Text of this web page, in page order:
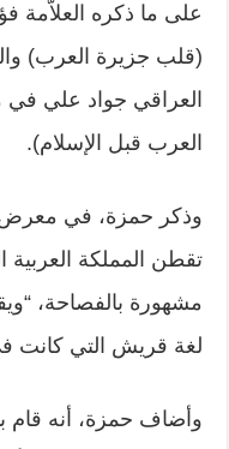
على ما ذكره العلاّمة
(قلب جزيرة العرب)
العراقي جواد علي
العرب قبل الإسلام).
وذكر حمزة، في معرض
تقطن المملكة العربية
مشهورة بالفصاحة،
لغة قريش التي كانت
وأضاف حمزة، أنه قام